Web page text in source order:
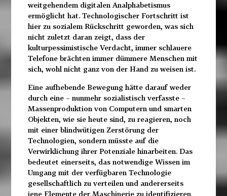
weitgehendem digitalen Analphabetismus
ermöglicht hat. Technologischer Fortschritt ist
hier zu sozialem Rückschritt geworden, was sich
nicht zuletzt daran zeigt, dass der
kulturpessimistische Verdacht, immer schlauere
Telefone brächten immer dümmere Menschen mit
sich, wohl nicht ganz von der Hand zu weisen ist.
Eine aufhebende Bewegung hätte darauf weder
durch eine – nunmehr sozialistisch verfasste –
Massenproduktion von Computern und smarten
Objekten, wie sie heute sind, zu reagieren, noch
mit einer blindwütigen Zerstörung der
Technologien, sondern müsste auf die
Verwirklichung ihrer Potenziale hinarbeiten. Das
bedeutet einerseits, das notwendige Wissen im
Umgang mit der verfügbaren Technologie
gesellschaftlich zu verteilen und andererseits
jene Elemente der Maschinerie zu identifizieren